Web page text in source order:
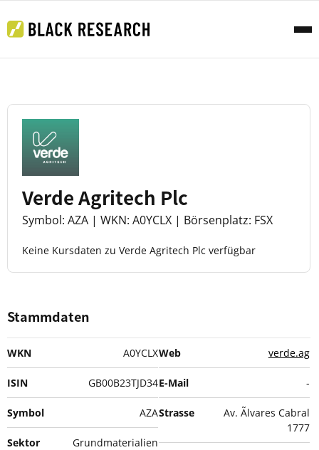
Verde Agritech Plc
Symbol: AZA | WKN: A0YCLX | Börsenplatz: FSX
Keine Kursdaten zu Verde Agritech Plc verfügbar
Stammdaten
WKN A0YCLX
ISIN GB00B23TJD34
Symbol AZA
Sektor Grundmaterialien
Web verde.ag
E-Mail -
Strasse
Av. Ãlvares Cabral
1777